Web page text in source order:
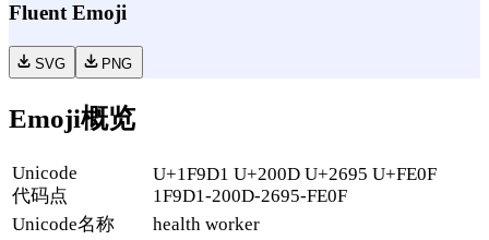
Fluent Emoji
SVG PNG
Emoji概览
Unicode
代码点
U+1F9D1 U+200D U+2695 U+FE0F
1F9D1-200D-2695-FE0F
Unicode名称
health worker